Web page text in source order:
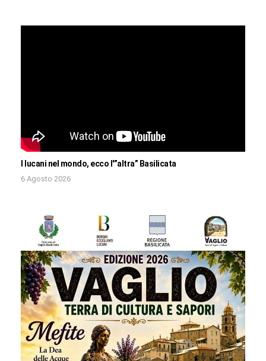
I lucani nel mondo, ecco l'”altra” Basilicata
6 Agosto 2026